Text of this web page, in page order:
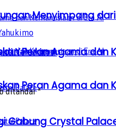
Peran Agama dan
Gabung Crystal
Menyimpang
Peran Agama dan
di Yahukimo
ditandai*